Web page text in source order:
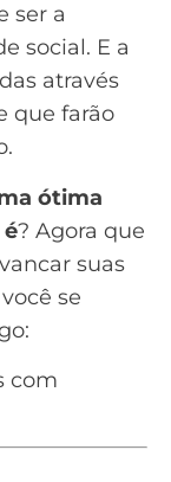
ser a
social. E a
através
que farão
ótima
é? Agora que
suas
se
com